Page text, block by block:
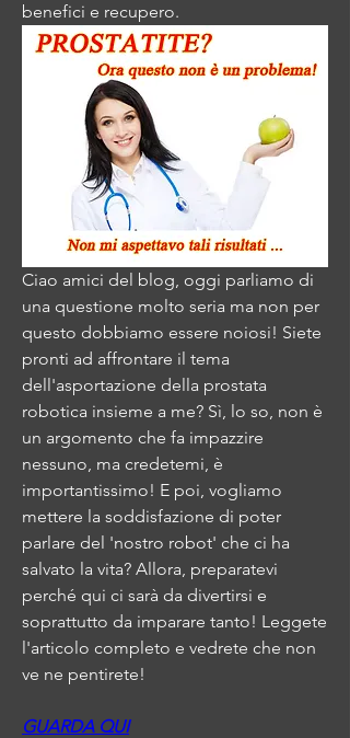
benefici e recupero.
Ciao amici del blog, oggi parliamo di
una questione molto seria ma non per
questo dobbiamo essere noiosi! Siete
pronti ad affrontare il tema
dell'asportazione della prostata
robotica insieme a me? Sì, lo so, non è
un argomento che fa impazzire
nessuno, ma credetemi, è
importantissimo! E poi, vogliamo
mettere la soddisfazione di poter
parlare del 'nostro robot' che ci ha
salvato la vita? Allora, preparatevi
perché qui ci sarà da divertirsi e
soprattutto da imparare tanto! Leggete
l'articolo completo e vedrete che non
ve ne pentirete!
GUARDA QUI